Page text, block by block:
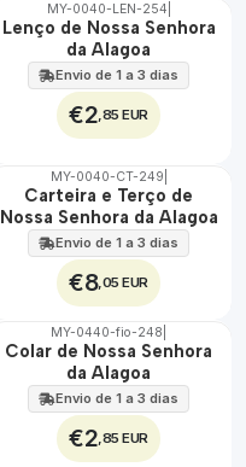
🇵🇹
100%
MY-0040-LEN-254
Lenço de Nossa Senhora
da Alagoa
Envio de 1 a 3 dias
€2 ,85 EUR
🇵🇹
100%
MY-0040-CT-249
Carteira e Terço de
Nossa Senhora da Alagoa
Envio de 1 a 3 dias
€8,05 EUR
🇵🇹
MY-0440-fio-248
Colar de Nossa Senhora
da Alagoa
Envio de 1 a 3 dias
€2 ,85 EUR